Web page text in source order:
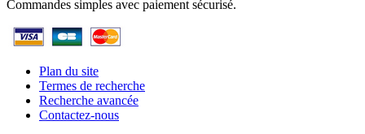
Commandes simples avec paiement sécurisé.
Plan du site
Termes de recherche
Recherche avancée
Contactez-nous